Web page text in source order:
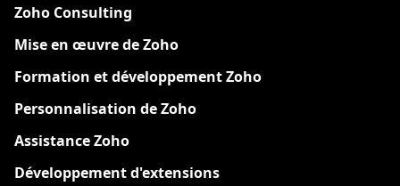
Zoho Consulting
Mise en œuvre de Zoho
Formation et développement Zoho
Personnalisation de Zoho
Assistance Zoho
Développement d'extensions